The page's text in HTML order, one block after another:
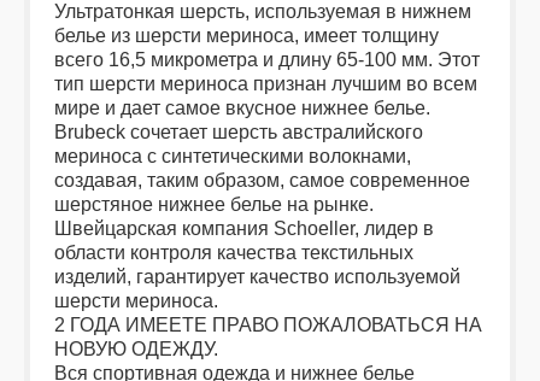
Ультратонкая шерсть, используемая в нижнем
белье из шерсти мериноса, имеет толщину
всего 16,5 микрометра и длину 65-100 мм. Этот
тип шерсти мериноса признан лучшим во всем
мире и дает самое вкусное нижнее белье.
Brubeck сочетает шерсть австралийского
мериноса с синтетическими волокнами,
создавая, таким образом, самое современное
шерстяное нижнее белье на рынке.
Швейцарская компания Schoeller, лидер в
области контроля качества текстильных
изделий, гарантирует качество используемой
шерсти мериноса.
2 ГОДА ИМЕЕТЕ ПРАВО ПОЖАЛОВАТЬСЯ НА
НОВУЮ ОДЕЖДУ.
Вся спортивная одежда и нижнее белье